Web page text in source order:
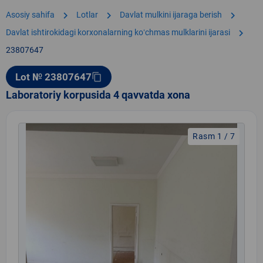
Asosiy sahifa chevron_right Lotlar chevron_right Davlat mulkini ijaraga berish chevron_right
Davlat ishtirokidagi korxonalarning koʻchmas mulklarini ijarasi chevron_right
23807647
Lot № 23807647content_copy
Laboratoriy korpusida 4 qavvatda xona
Rasm 1 / 7